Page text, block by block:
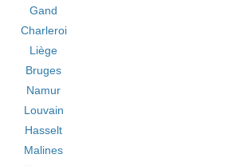
Gand
Charleroi
Liège
Bruges
Namur
Louvain
Hasselt
Malines